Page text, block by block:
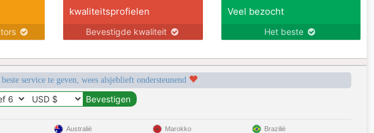
kwaliteitsprofielen
Bevestigde kwaliteit
Veel bezocht
Het beste
service te geven, wees alsjeblieft ondersteunend
Australië Marokko Brazilië